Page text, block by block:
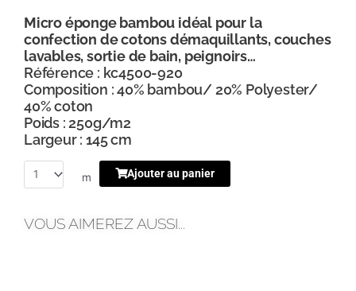
Micro éponge bambou idéal pour la
confection de cotons démaquillants, couches
lavables, sortie de bain, peignoirs…
Référence : kc4500-920
Composition : 40% bambou/ 20% Polyester/
40% coton
Poids : 250g/m2
Largeur : 145 cm
m Ajouter au panier
VOUS AIMEREZ AUSSI...